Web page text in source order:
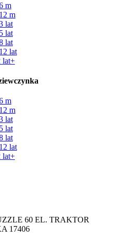
m
m
lat
lat
lat
lat
lat+
m
m
lat
lat
lat
lat
lat+
60 EL. TRAKTOR
17406